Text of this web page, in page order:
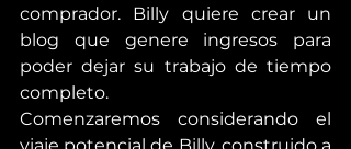
comprador. Billy quiere crear un
blog que genere ingresos para
poder dejar su trabajo de tiempo
completo.
Comenzaremos considerando el